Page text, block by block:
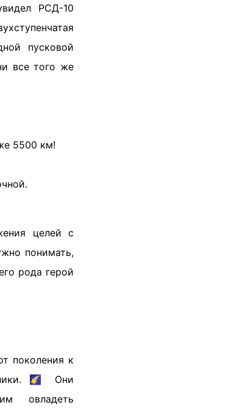
РСД-10
пусковой
все того же
5500 км!
целей с
понимать,
рода герой
поколения к
🌠 Они
овладеть